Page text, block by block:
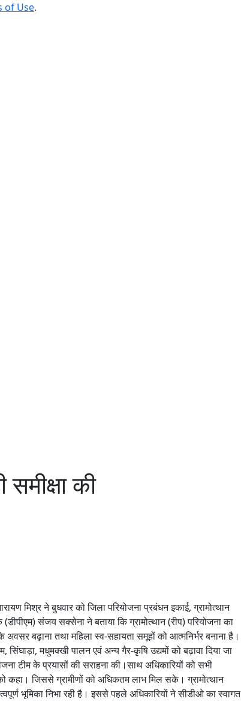
of Use.
समीक्षा की
मिश्र ने बुधवार को जिला परियोजना प्रबंधन इकाई, ग्रामोत्थान
संजय सक्सेना ने बताया कि ग्रामोत्थान (रीप) परियोजना का
अवसर बढ़ाना तथा महिला स्व-सहायता समूहों को आत्मनिर्भर बनाना है।
मधुमक्खी पालन एवं अन्य गैर-कृषि उद्यमों को बढ़ावा दिया जा
टीम के प्रयासों की सराहना की।साथ अधिकारियों को सभी
कहा। जिससे ग्रामीणों को अधिकतम लाभ मिल सके। ग्रामोत्थान
भूमिका निभा रही है। इससे पहले अधिकारियों ने सीडीओ का स्वागत